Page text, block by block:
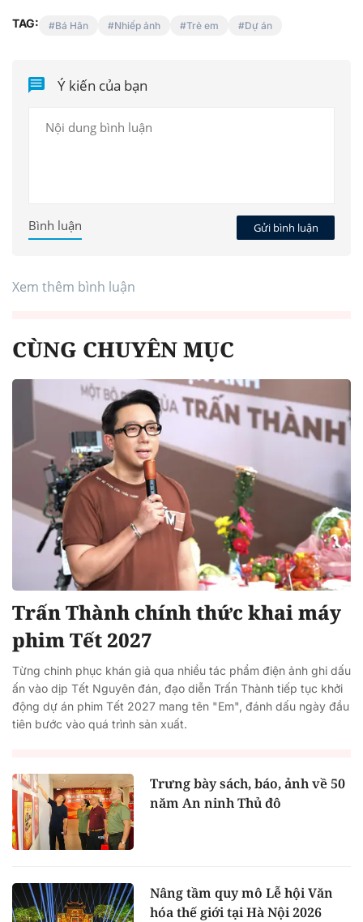
TAG: Bá Hân Nhiếp ảnh Trẻ em Dự án
Ý kiến của bạn
Gửi bình luận
Bình luận
Xem thêm bình luận
CÙNG CHUYÊN MỤC
Trấn Thành chính thức khai máy
phim Tết 2027
Từng chinh phục khán giả qua nhiều tác phẩm điện ảnh ghi dấu
ấn vào dịp Tết Nguyên đán, đạo diễn Trấn Thành tiếp tục khởi
động dự án phim Tết 2027 mang tên "Em", đánh dấu ngày đầu
tiên bước vào quá trình sản xuất.
Trưng bày sách, báo, ảnh về 50
năm An ninh Thủ đô
Nâng tầm quy mô Lễ hội Văn
hóa thế giới tại Hà Nội 2026